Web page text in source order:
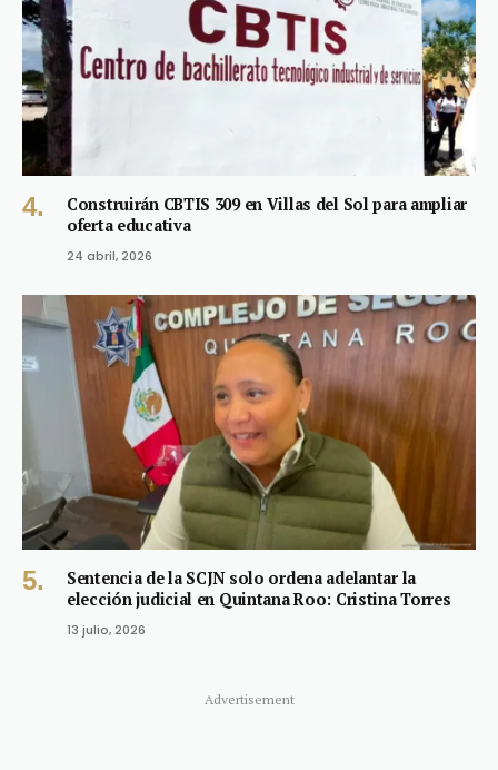
Construirán CBTIS 309 en Villas del Sol para ampliar
oferta educativa
24 abril, 2026
Sentencia de la SCJN solo ordena adelantar la
elección judicial en Quintana Roo: Cristina Torres
13 julio, 2026
Advertisement